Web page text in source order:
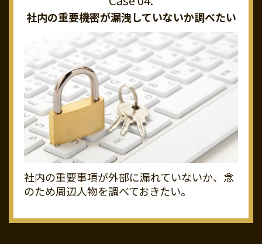
社内の重要機密が漏洩していないか調べたい
社内の重要事項が外部に漏れていないか、念
のため周辺人物を調べておきたい。